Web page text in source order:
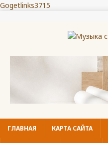
Gogetlinks3715
ГЛАВНАЯ КАРТА САЙТА